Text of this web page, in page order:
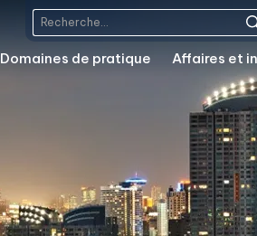
Domaines de pratique Affaires et